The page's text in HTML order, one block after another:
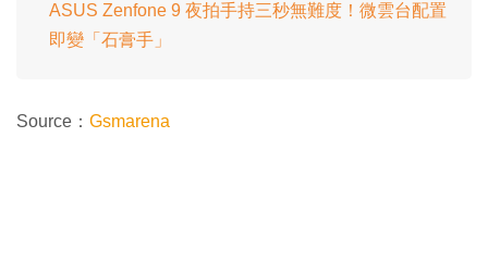
ASUS Zenfone 9 夜拍手持三秒無難度！微雲台配置
即變「石膏手」
Source： Gsmarena